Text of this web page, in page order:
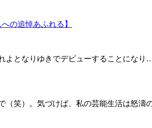
の追悼あふれる】
よとなりゆきでデビューすることにな
笑）。気づけば、私の芸能生活は怒濤